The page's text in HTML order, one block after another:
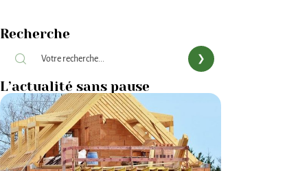
Recherche
L’actualité sans pause